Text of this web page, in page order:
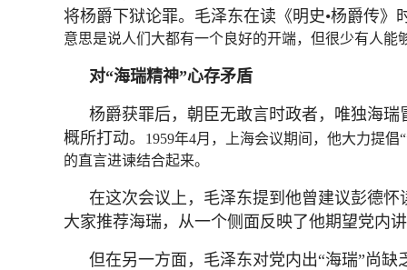
将杨爵下狱论罪。毛泽东在读《明史•杨爵传》
意思是说人们大都有一个良好的开端，但很少有人能
对“海瑞精神”心存矛盾
杨爵获罪后，朝臣无敢言时政者，唯独海
概所打动。
1959年4月，上海会议期间，他大力提
的直言进谏结合起来。
在这次会议上，毛泽东提到他曾建议彭德
大家推荐海瑞，从一个侧面反映了他期望党内
但在另一方面，毛泽东对党内出“海瑞”尚缺